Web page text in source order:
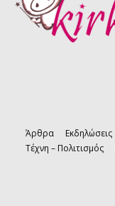
Άρθρα Εκδηλώσεις
Τέχνη – Πολιτισμός